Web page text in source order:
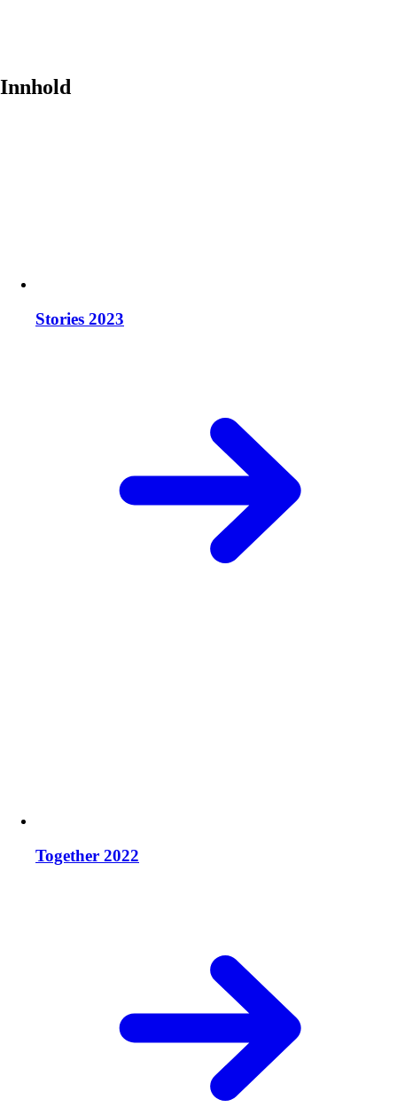
Innhold
Stories 2023
Together 2022